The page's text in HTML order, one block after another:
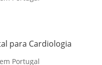
para Cardiologia
Portugal